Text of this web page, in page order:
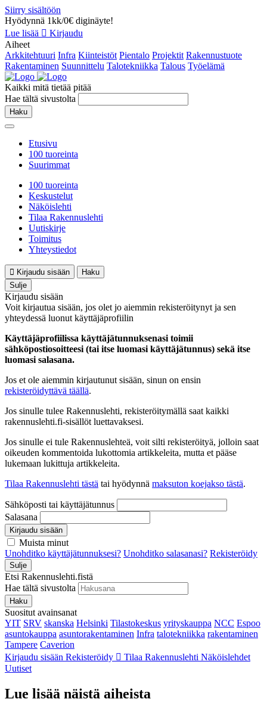
Siirry sisältöön
Hyödynnä 1kk/0€ diginäyte!
Lue lisää
Kirjaudu
Aiheet
Arkkitehtuuri Infra Kiinteistöt Pientalo Projektit Rakennustuote
Rakentaminen Suunnittelu Talotekniikka Talous Työelämä
Kaikki mitä tietää pitää
Hae tältä sivustolta
Haku
Etusivu
100 tuoreinta
Suurimmat
100 tuoreinta
Keskustelut
Näköislehti
Tilaa Rakennuslehti
Uutiskirje
Toimitus
Yhteystiedot
Kirjaudu sisään
Haku
Sulje
Kirjaudu sisään
Voit kirjautua sisään, jos olet jo aiemmin rekisteröitynyt ja sen
yhteydessä luonut käyttäjäprofiilin
Käyttäjäprofiilissa käyttäjätunnuksenasi toimii
sähköpostiosoitteesi (tai itse luomasi käyttäjätunnus) sekä itse
luomasi salasana.
Jos et ole aiemmin kirjautunut sisään, sinun on ensin
rekisteröidyttävä täällä.
Jos sinulle tulee Rakennuslehti, rekisteröitymällä saat kaikki
rakennuslehti.fi-sisällöt luettavaksesi.
Jos sinulle ei tule Rakennuslehteä, voit silti rekisteröityä, jolloin saat
oikeuden kommentoida lukottomia artikkeleita, mutta et pääse
lukemaan lukittuja artikkeleita.
Tilaa Rakennuslehti tästä tai hyödynnä maksuton koejakso tästä.
Sähköposti tai käyttäjätunnus
Salasana
Kirjaudu sisään
Muista minut
Unohditko käyttäjätunnuksesi? Unohditko salasanasi? Rekisteröidy
Sulje
Etsi Rakennuslehti.fistä
Hae tältä sivustolta
Haku
Suositut avainsanat
YIT SRV skanska Helsinki Tilastokeskus yrityskauppa NCC Espoo
asuntokauppa asuntorakentaminen Infra talotekniikka rakentaminen
Tampere Caverion
Kirjaudu sisään Rekisteröidy Tilaa Rakennuslehti Näköislehdet
Uutiset
Lue lisää näistä aiheista